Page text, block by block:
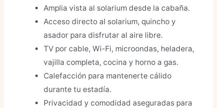
Amplia vista al solarium desde la cabaña.
Acceso directo al solarium, quincho y
asador para disfrutar al aire libre.
TV por cable, Wi-Fi, microondas, heladera,
vajilla completa, cocina y horno a gas.
Calefacción para mantenerte cálido
durante tu estadía.
Privacidad y comodidad aseguradas para